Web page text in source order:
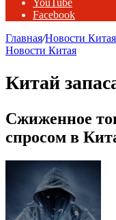
YouTube
Facebook
Главная/Новости Китая
Новости Китая
Китай
Сжиженное
спросом в